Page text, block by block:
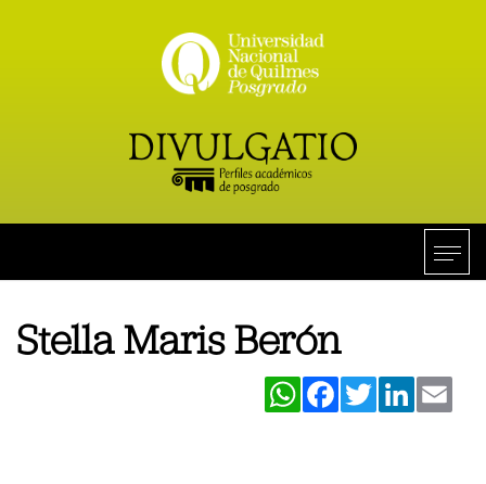
Stella Maris Berón
WhatsAppFacebookTwitterLinkedIn